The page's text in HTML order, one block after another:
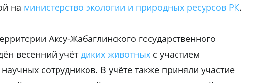
на министерство экологии и природных ресурсов РК.
Аксу-Жабаглинского государственного
весенний учётдиких животных с участием
сотрудников. В учёте также приняли участие